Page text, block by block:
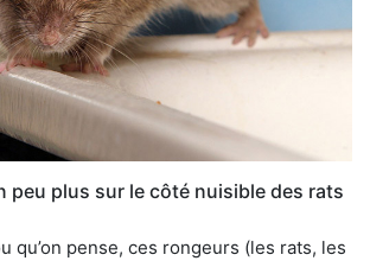
peu plus sur le côté nuisible des rats
qu’on pense, ces rongeurs (les rats, les